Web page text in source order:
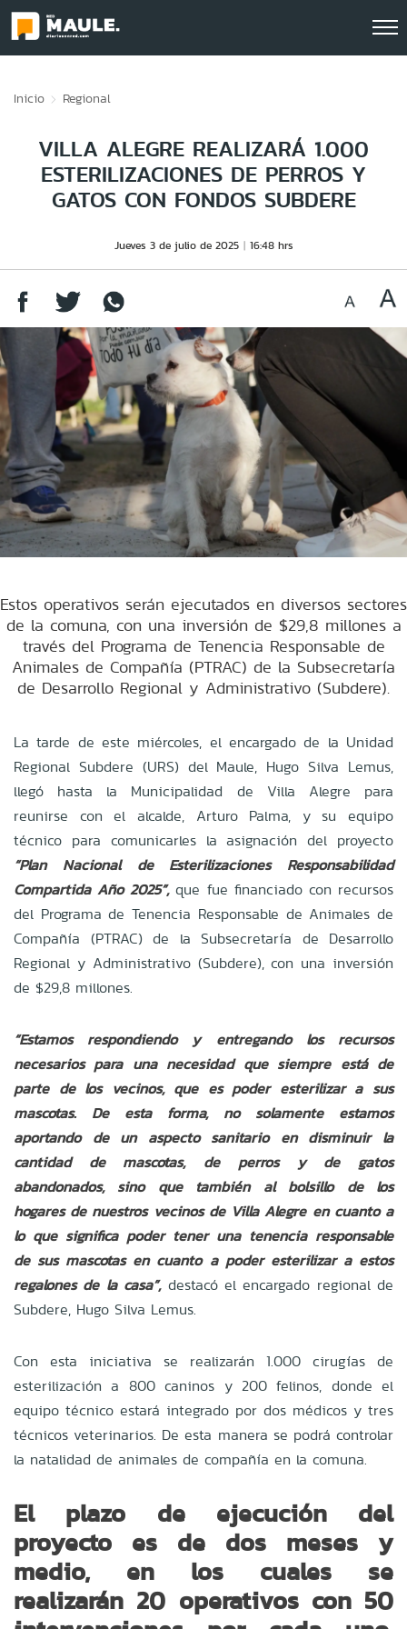
Inicio Regional
VILLA ALEGRE REALIZARÁ 1.000
ESTERILIZACIONES DE PERROS Y
GATOS CON FONDOS SUBDERE
Jueves 3 de julio de 2025 16:48 hrs
Estos operativos serán ejecutados en diversos sectores
de la comuna, con una inversión de $29,8 millones a
través del Programa de Tenencia Responsable de
Animales de Compañía (PTRAC) de la Subsecretaría
de Desarrollo Regional y Administrativo (Subdere).
La tarde de este miércoles, el encargado de la Unidad
Regional Subdere (URS) del Maule, Hugo Silva Lemus,
llegó hasta la Municipalidad de Villa Alegre para
reunirse con el alcalde, Arturo Palma, y su equipo
técnico para comunicarles la asignación del proyecto
“Plan Nacional de Esterilizaciones Responsabilidad
Compartida Año 2025”,que fue financiado con recursos
del Programa de Tenencia Responsable de Animales de
Compañía (PTRAC) de la Subsecretaría de Desarrollo
Regional y Administrativo (Subdere), con una inversión
de $29,8 millones.
“Estamos respondiendo y entregando los recursos
necesarios para una necesidad que siempre está de
parte de los vecinos, que es poder esterilizar a sus
mascotas. De esta forma, no solamente estamos
aportando de un aspecto sanitario en disminuir la
cantidad de mascotas, de perros y de gatos
abandonados, sino que también al bolsillo de los
hogares de nuestros vecinos de Villa Alegre en cuanto a
lo que significa poder tener una tenencia responsable
de sus mascotas en cuanto a poder esterilizar a estos
regalones de la casa”,destacó el encargado regional de
Subdere, Hugo Silva Lemus.
Con esta iniciativa se realizarán 1.000 cirugías de
esterilización a 800 caninos y 200 felinos, donde el
equipo técnico estará integrado por dos médicos y tres
técnicos veterinarios. De esta manera se podrá controlar
la natalidad de animales de compañía en la comuna.
El plazo de ejecución del
proyecto es de dos meses y
medio, en los cuales se
realizarán 20 operativos con 50